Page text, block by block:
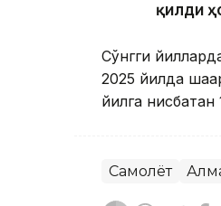
қилди
Сўнгги
2025 йилда
йилга нисбатан
Самолёт